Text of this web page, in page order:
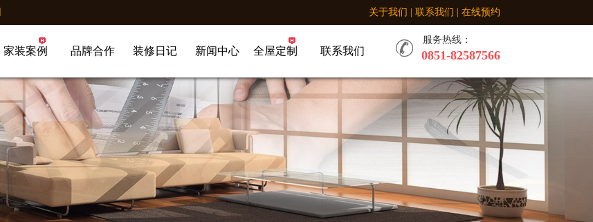
关于我们 联系我们 在线预约
家装案例 品牌合作 装修日记 新闻中心 全屋定制 联系我们
服务热线：
0851-82587566